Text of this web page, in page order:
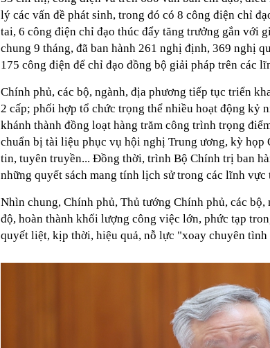
lý các vấn đề phát sinh, trong đó có 8 công điện chỉ
tai, 6 công điện chỉ đạo thúc đẩy tăng trưởng gắn với
chung 9 tháng, đã ban hành 261 nghị định, 369 nghị
175 công điện để chỉ đạo đồng bộ giải pháp trên các
Chính phủ, các bộ, ngành, địa phương tiếp tục triển
2 cấp; phối hợp tổ chức trọng thể nhiều hoạt động kỷ
khánh thành đồng loạt hàng trăm công trình trọng
chuẩn bị tài liệu phục vụ hội nghị Trung ương, kỳ họp
tin, tuyên truyền... Đồng thời, trình Bộ Chính trị ban
những quyết sách mang tính lịch sử trong các lĩnh vực
Nhìn chung, Chính phủ, Thủ tướng Chính phủ, các bộ,
độ, hoàn thành khối lượng công việc lớn, phức tạp
quyết liệt, kịp thời, hiệu quả, nỗ lực "xoay chuyên